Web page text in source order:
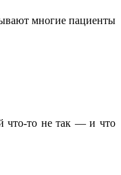
многие пациенты
что-то не так — и что